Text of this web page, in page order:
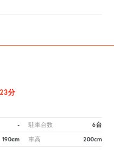
分
- 駐車台数 6台
190cm 車高 200cm